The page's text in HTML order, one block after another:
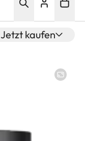
Jetzt kaufen